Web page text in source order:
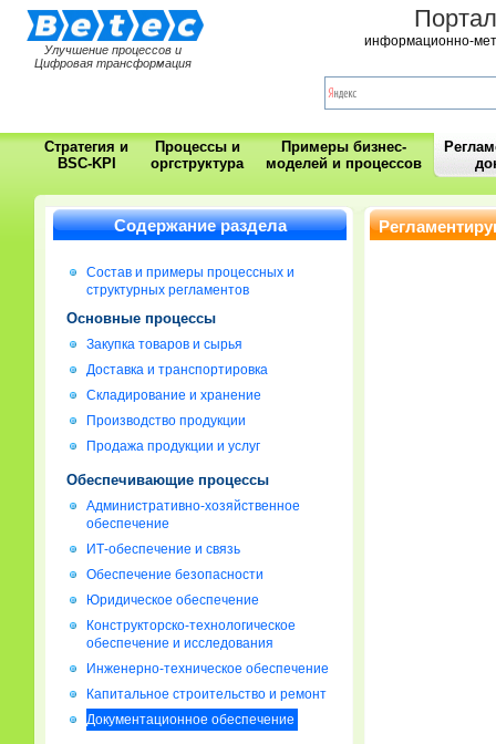
Улучшение процессов и
Цифровая трансформация
информационно-
Стратегия и
BSC-KPI
Процессы и
оргструктура
Примеры бизнес-
моделей и процессов
Содержание раздела
Состав и примеры процессных и
структурных регламентов
Основные процессы
Закупка товаров и сырья
Доставка и транспортировка
Складирование и хранение
Производство продукции
Продажа продукции и услуг
Обеспечивающие процессы
Административно-хозяйственное
обеспечение
ИТ-обеспечение и связь
Обеспечение безопасности
Юридическое обеспечение
Конструкторско-технологическое
обеспечение и исследования
Инженерно-техническое обеспечение
Капитальное строительство и ремонт
Документационное обеспечение